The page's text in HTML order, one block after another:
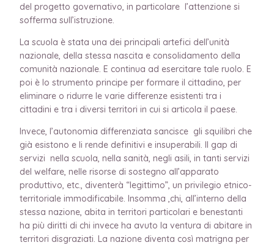
del progetto governativo, in particolare l’attenzione si
sofferma sull’istruzione.
La scuola è stata una dei principali artefici dell’unità
nazionale, della stessa nascita e consolidamento della
comunità nazionale. E continua ad esercitare tale ruolo. E
poi è lo strumento principe per formare il cittadino, per
eliminare o ridurre le varie differenze esistenti tra i
cittadini e tra i diversi territori in cui si articola il paese.
Invece, l’autonomia differenziata sancisce gli squilibri che
già esistono e li rende definitivi e insuperabili. Il gap di
servizi nella scuola, nella sanità, negli asili, in tanti servizi
del welfare, nelle risorse di sostegno all’apparato
produttivo, etc., diventerà “legittimo”, un privilegio etnico-
territoriale immodificabile. Insomma ,chi, all’interno della
stessa nazione, abita in territori particolari e benestanti
ha più diritti di chi invece ha avuto la ventura di abitare in
territori disgraziati. La nazione diventa così matrigna per